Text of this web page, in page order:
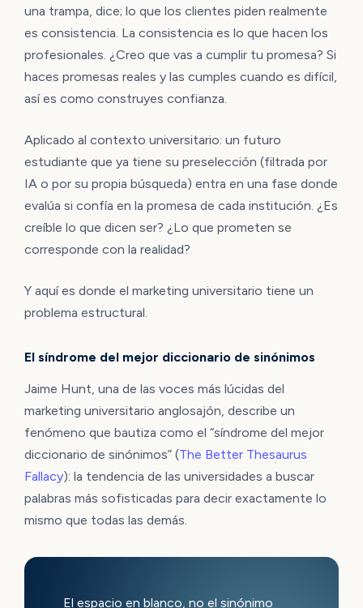
una trampa, dice; lo que los clientes piden realmente
es consistencia. La consistencia es lo que hacen los
profesionales. ¿Creo que vas a cumplir tu promesa? Si
haces promesas reales y las cumples cuando es difícil,
así es como construyes confianza.
Aplicado al contexto universitario: un futuro
estudiante que ya tiene su preselección (filtrada por
IA o por su propia búsqueda) entra en una fase donde
evalúa si confía en la promesa de cada institución. ¿Es
creíble lo que dicen ser? ¿Lo que prometen se
corresponde con la realidad?
Y aquí es donde el marketing universitario tiene un
problema estructural.
El síndrome del mejor diccionario de sinónimos
Jaime Hunt, una de las voces más lúcidas del
marketing universitario anglosajón, describe un
fenómeno que bautiza como el “síndrome del mejor
diccionario de sinónimos” (The Better Thesaurus
Fallacy): la tendencia de las universidades a buscar
palabras más sofisticadas para decir exactamente lo
mismo que todas las demás.
El espacio en blanco, no el sinónimo